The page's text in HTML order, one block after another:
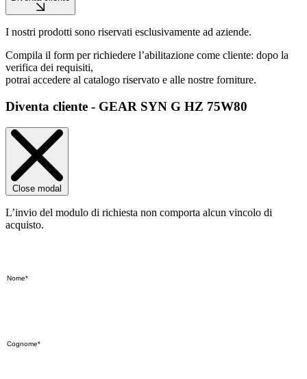
I nostri prodotti sono riservati esclusivamente ad aziende.
Compila il form per richiedere l’abilitazione come cliente: dopo la
verifica dei requisiti,
potrai accedere al catalogo riservato e alle nostre forniture.
Diventa cliente - GEAR SYN G HZ 75W80
Close modal
L’invio del modulo di richiesta non comporta alcun vincolo di
acquisto.